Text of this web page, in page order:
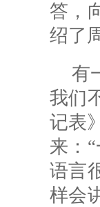
答，
绍了
有
我们
记表
来：
语言
样会